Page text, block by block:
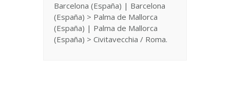
Barcelona (España) | Barcelona
(España) > Palma de Mallorca
(España) | Palma de Mallorca
(España) > Civitavecchia / Roma.